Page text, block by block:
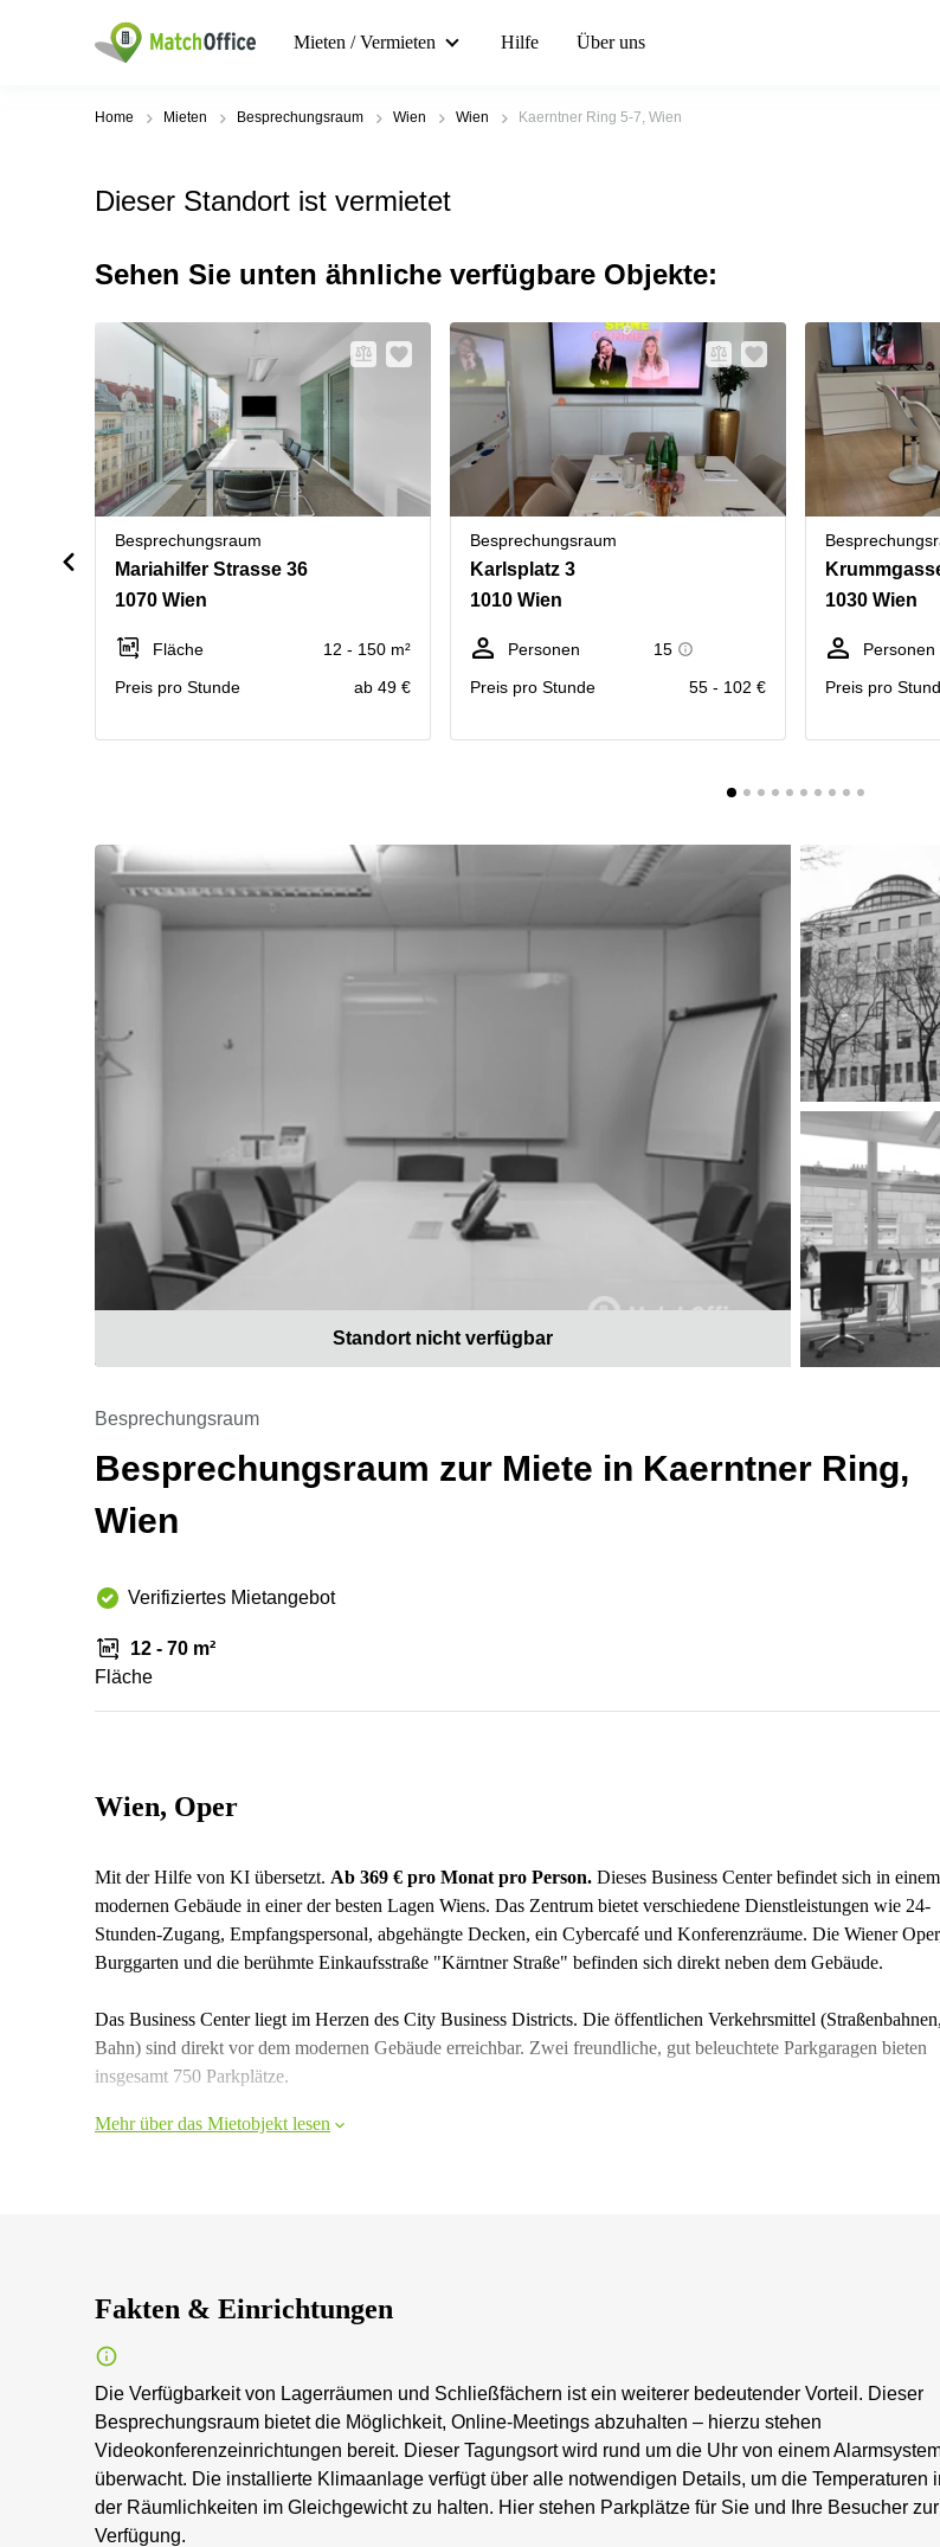
Mieten / Vermieten Hilfe Über uns
Home Mieten Besprechungsraum Wien Wien Kaerntner Ring 5-7, Wien
Dieser Standort ist vermietet
Sehen Sie unten ähnliche verfügbare Objekte:
Besprechungsraum
Mariahilfer Strasse 36
1070 Wien
Fläche
12 - 150 m²
Preis pro Stunde
ab 49 €
Besprechungsraum
Karlsplatz 3
1010 Wien
Personen
15
Preis pro Stunde
55 - 102 €
1030 Wien
Personen
Preis pro
Standort nicht verfügbar
Besprechungsraum
Besprechungsraum zur Miete in Kaerntner Ring,
Wien
Verifiziertes Mietangebot
12 - 70 m²
Fläche
Wien, Oper
Mit der Hilfe von KI übersetzt. Ab 369 € pro Monat pro Person. Dieses Business Center befindet sich in einem
modernen Gebäude in einer der besten Lagen Wiens. Das Zentrum bietet verschiedene Dienstleistungen wie 24-
Stunden-Zugang, Empfangspersonal, abgehängte Decken, ein Cybercafé und Konferenzräume. Die Wiener
Burggarten und die berühmte Einkaufsstraße "Kärntner Straße" befinden sich direkt neben dem Gebäude.
Das Business Center liegt im Herzen des City Business Districts. Die öffentlichen Verkehrsmittel
Bahn) sind direkt vor dem modernen Gebäude erreichbar. Zwei freundliche, gut beleuchtete Parkgaragen bieten
insgesamt 750 Parkplätze.
Mehr über das Mietobjekt lesen
Fakten & Einrichtungen
Die Verfügbarkeit von Lagerräumen und Schließfächern ist ein weiterer bedeutender Vorteil. Dieser
Besprechungsraum bietet die Möglichkeit, Online-Meetings abzuhalten – hierzu stehen
Videokonferenzeinrichtungen bereit. Dieser Tagungsort wird rund um die Uhr von einem
überwacht. Die installierte Klimaanlage verfügt über alle notwendigen Details, um die Temperaturen
der Räumlichkeiten im Gleichgewicht zu halten. Hier stehen Parkplätze für Sie und Ihre Besucher zur
Verfügung.